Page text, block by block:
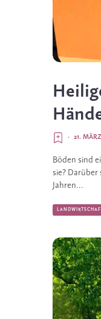
21.
·
Böden sind
sie? Darüber
Jahren...